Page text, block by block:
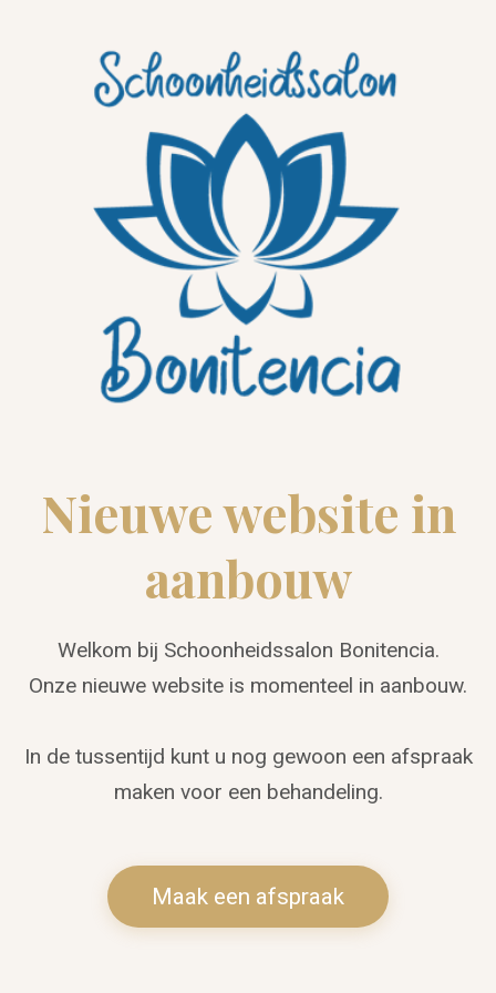
Nieuwe website in
aanbouw
Welkom bij Schoonheidssalon Bonitencia.
Onze nieuwe website is momenteel in aanbouw.
In de tussentijd kunt u nog gewoon een afspraak
maken voor een behandeling.
Maak een afspraak